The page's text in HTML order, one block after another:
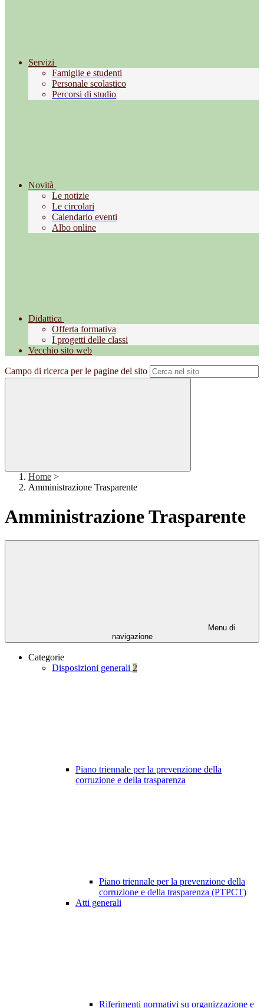
Servizi
Famiglie e studenti
Personale scolastico
Percorsi di studio
Novità
Le notizie
Le circolari
Calendario eventi
Albo online
Didattica
Offerta formativa
I progetti delle classi
Vecchio sito web
Campo di ricerca per le pagine del sito
Home >
Amministrazione Trasparente
Amministrazione Trasparente
Menu di
navigazione
Categorie
Disposizioni generali 2
Piano triennale per la prevenzione della
corruzione e della trasparenza
Piano triennale per la prevenzione della
corruzione e della trasparenza (PTPCT)
Atti generali
Riferimenti normativi su organizzazione e